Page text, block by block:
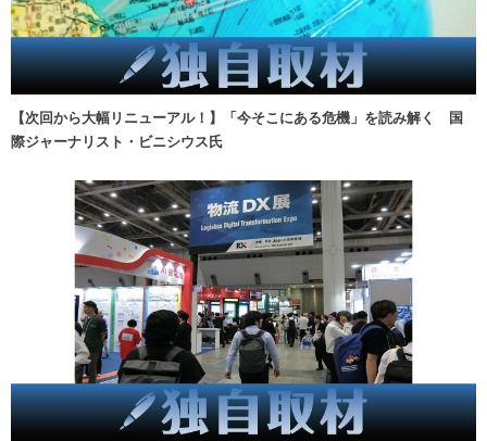
【次回から大幅リニューアル！】「今そこにある危機」を読み解く 国
際ジャーナリスト・ビニシウス氏